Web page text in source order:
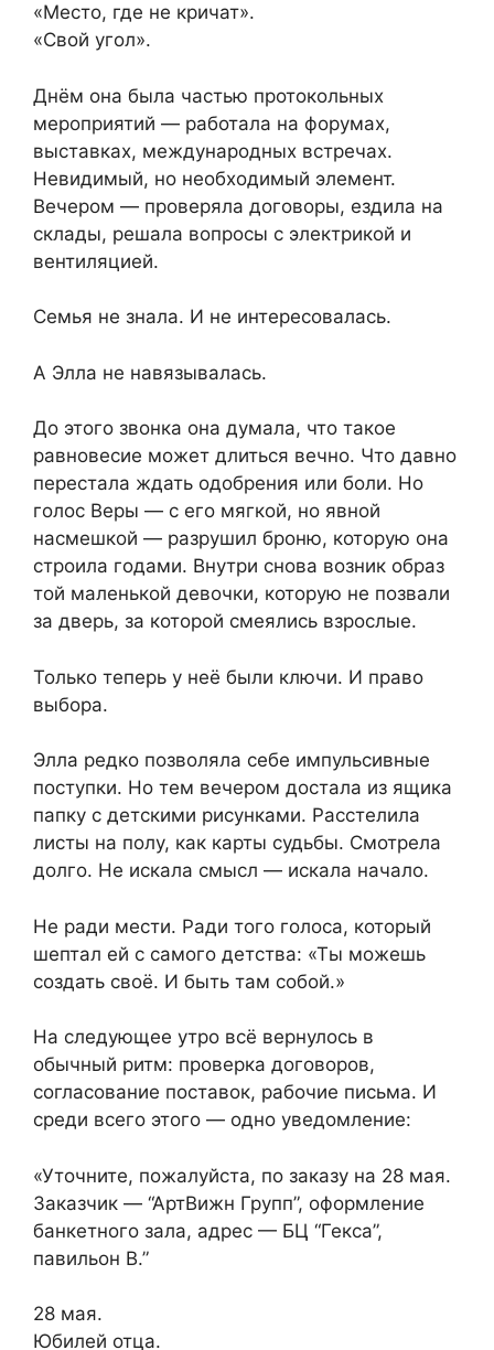
«Место, где не кричат».
«Свой угол».
Днём она была частью протокольных
мероприятий — работала на форумах,
выставках, международных встречах.
Невидимый, но необходимый элемент.
Вечером — проверяла договоры, ездила на
склады, решала вопросы с электрикой и
вентиляцией.
Семья не знала. И не интересовалась.
А Элла не навязывалась.
До этого звонка она думала, что такое
равновесие может длиться вечно. Что давно
перестала ждать одобрения или боли. Но
голос Веры — с его мягкой, но явной
насмешкой — разрушил броню, которую она
строила годами. Внутри снова возник образ
той маленькой девочки, которую не позвали
за дверь, за которой смеялись взрослые.
Только теперь у неё были ключи. И право
выбора.
Элла редко позволяла себе импульсивные
поступки. Но тем вечером достала из ящика
папку с детскими рисунками. Расстелила
листы на полу, как карты судьбы. Смотрела
долго. Не искала смысл — искала начало.
Не ради мести. Ради того голоса, который
шептал ей с самого детства: «Ты можешь
создать своё. И быть там собой.»
На следующее утро всё вернулось в
обычный ритм: проверка договоров,
согласование поставок, рабочие письма. И
среди всего этого — одно уведомление:
«Уточните, пожалуйста, по заказу на 28 мая.
Заказчик — “АртВижн Групп”, оформление
банкетного зала, адрес — БЦ “Гекса”,
павильон В.”
28 мая.
Юбилей отца.